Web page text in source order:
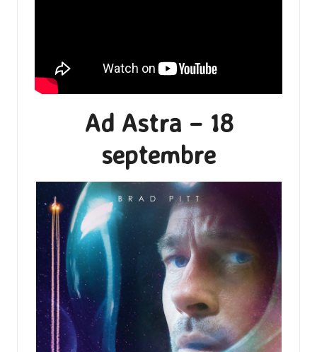
Ad Astra – 18
septembre